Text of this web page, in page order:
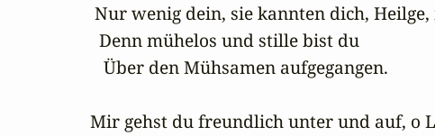
Nur wenig dein, sie kannten dich, Heilge,
   Denn mühelos und stille bist du
    Über den Mühsamen aufgegangen.
Mir gehst du freundlich unter und auf, o